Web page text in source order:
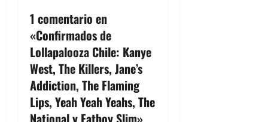
g
a
c
i
ó
1 comentario en
«Confirmados de
Lollapalooza Chile: Kanye
West, The Killers, Jane’s
Addiction, The Flaming
Lips, Yeah Yeah Yeahs, The
National y Fatboy Slim»